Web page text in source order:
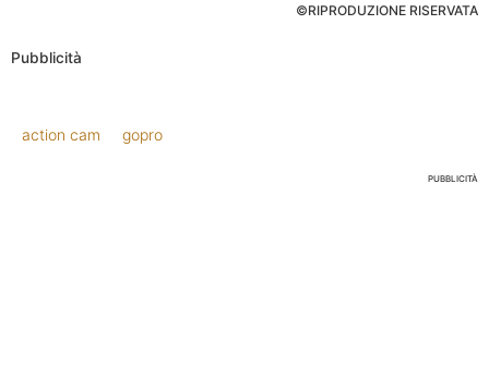
©RIPRODUZIONE RISERVATA
Pubblicità
action cam gopro
PUBBLICITÀ